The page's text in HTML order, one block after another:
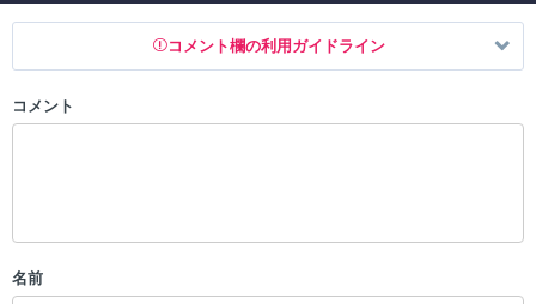
コメント欄の利用ガイドライン
以下の書き込みを禁止とし、場合によってはコメント削除や書き込み制
・一度削除された投稿を再び投稿すること
コメント
名前